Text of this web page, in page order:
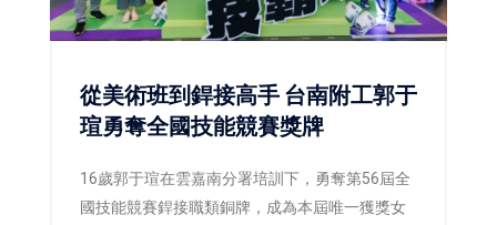
從美術班到銲接高手 台南附工郭于
瑄勇奪全國技能競賽獎牌
16歲郭于瑄在雲嘉南分署培訓下，勇奪第56屆全
國技能競賽銲接職類銅牌，成為本屆唯一獲獎女